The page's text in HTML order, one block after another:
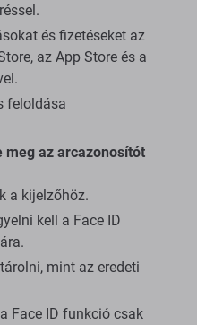
és fizetéseket az
az App Store és a
feloldása
az arcazonosítót
a kijelzőhöz.
kell a Face ID
mint az eredeti
Face ID funkció csak